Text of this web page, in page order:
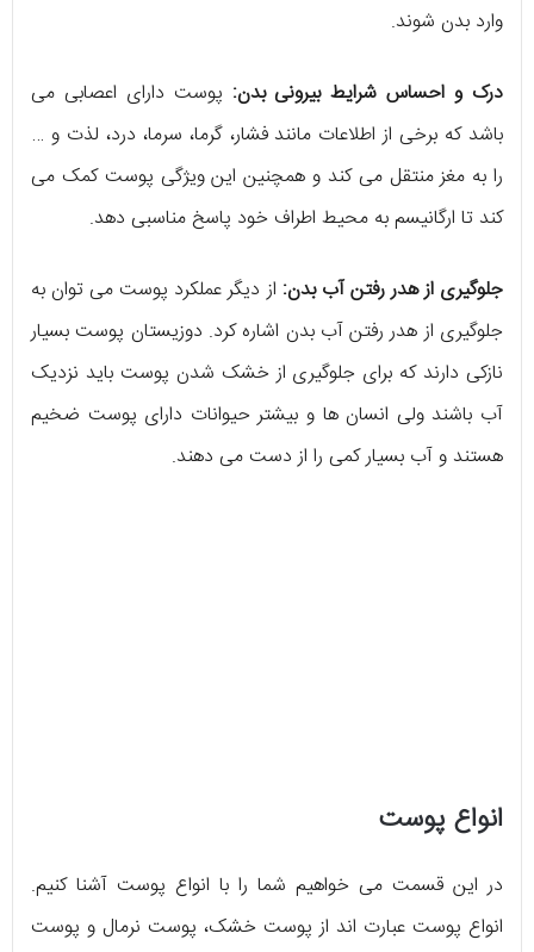
وارد بدن شوند.
درک و احساس شرایط بیرونی بدن: پوست دارای اعصابی می
باشد که برخی از اطلاعات مانند فشار، گرما، سرما، درد، لذت و …
را به مغز منتقل می کند و همچنین این ویژگی پوست کمک می
کند تا ارگانیسم به محیط اطراف خود پاسخ مناسبی دهد.
جلوگیری از هدر رفتن آب بدن: از دیگر عملکرد پوست می توان به
جلوگیری از هدر رفتن آب بدن اشاره کرد. دوزیستان پوست بسیار
نازکی دارند که برای جلوگیری از خشک شدن پوست باید نزدیک
آب باشند ولی انسان ها و بیشتر حیوانات دارای پوست ضخیم
هستند و آب بسیار کمی را از دست می دهند.
انواع پوست
در این قسمت می خواهیم شما را با انواع پوست آشنا کنیم.
انواع پوست عبارت اند از پوست خشک، پوست نرمال و پوست